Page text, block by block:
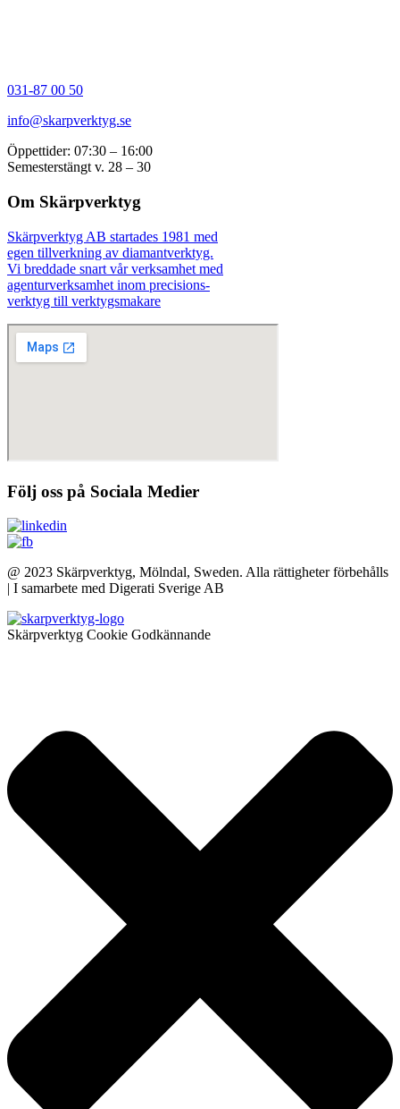
031-87 00 50
info@skarpverktyg.se
Öppettider: 07:30 – 16:00
Semesterstängt v. 28 – 30
Om Skärpverktyg
Skärpverktyg AB startades 1981 med
egen tillverkning av diamantverktyg.
Vi breddade snart vår verksamhet med
agenturverksamhet inom precisions-
verktyg till verktygsmakare
Följ oss på Sociala Medier
@ 2023 Skärpverktyg, Mölndal, Sweden. Alla rättigheter förbehålls
| I samarbete med Digerati Sverige AB
Skärpverktyg Cookie Godkännande